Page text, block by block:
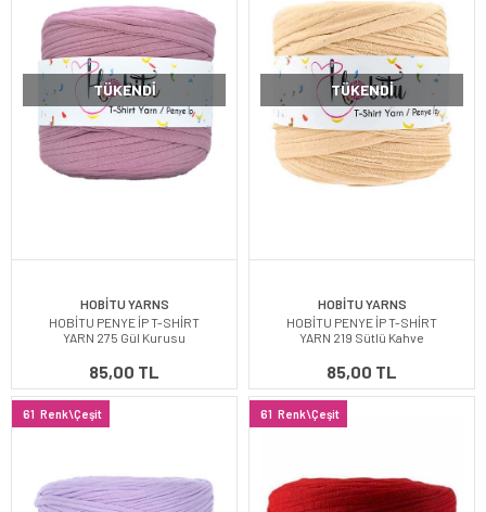
TÜKENDI
HOBİTU YARNS
HOBİTU PENYE İP T-SHİRT
YARN 275 Gül Kurusu
85,00 TL
TÜKENDI
HOBİTU YARNS
HOBİTU PENYE İP T-SHİRT
YARN 219 Sütlü Kahve
85,00 TL
61 Renk\Çeşit 61 Renk\Çeşit